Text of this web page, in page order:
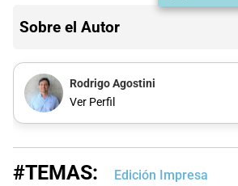
Sobre el Autor
Rodrigo Agostini
Ver Perfil
#TEMAS: Edición Impresa